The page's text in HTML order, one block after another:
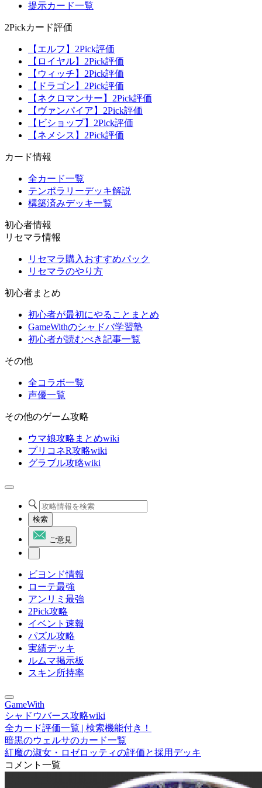
提示カード一覧
2Pickカード評価
【エルフ】2Pick評価
【ロイヤル】2Pick評価
【ウィッチ】2Pick評価
【ドラゴン】2Pick評価
【ネクロマンサー】2Pick評価
【ヴァンパイア】2Pick評価
【ビショップ】2Pick評価
【ネメシス】2Pick評価
カード情報
全カード一覧
テンポラリーデッキ解説
構築済みデッキ一覧
初心者情報
リセマラ情報
リセマラ購入おすすめパック
リセマラのやり方
初心者まとめ
初心者が最初にやることまとめ
GameWithのシャドバ学習塾
初心者が読むべき記事一覧
その他
全コラボ一覧
声優一覧
その他のゲーム攻略
ウマ娘攻略まとめwiki
プリコネR攻略wiki
グラブル攻略wiki
検索
ご意見
ビヨンド情報
ローテ最強
アンリミ最強
2Pick攻略
イベント速報
パズル攻略
実績デッキ
ルムマ掲示板
スキン所持率
GameWith
シャドウバース攻略wiki
全カード評価一覧 | 検索機能付き！
暗黒のウェルサのカード一覧
紅魔の淑女・ロゼロッティの評価と採用デッキ
コメント一覧